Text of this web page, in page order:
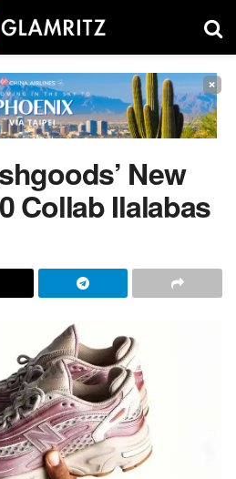
×
New
Collab Ilalabas